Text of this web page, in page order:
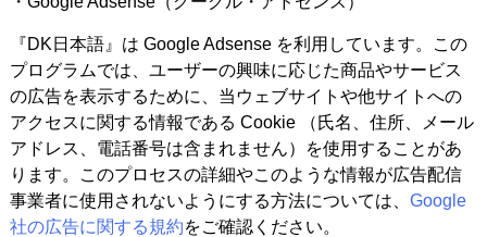
『DK日本語』は Google Adsense を利用しています。この
プログラムでは、ユーザーの興味に応じた商品やサービス
の広告を表示するために、当ウェブサイトや他サイトへの
アクセスに関する情報である Cookie （氏名、住所、メール
アドレス、電話番号は含まれません）を使用することがあ
ります。このプロセスの詳細やこのような情報が広告配信
事業者に使用されないようにする方法については、 Google
社の広告に関する規約をご確認ください。